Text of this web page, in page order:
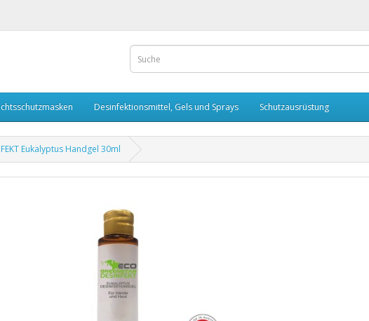
Desinfektionsmittel, Gels und Sprays Schutzausrüstung
Eukalyptus Handgel 30ml